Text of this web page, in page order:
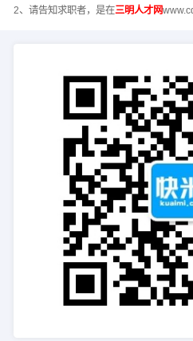
2、请告知求职者，是在三明人才网